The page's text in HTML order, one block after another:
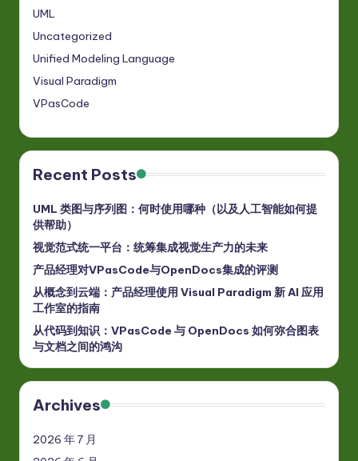
In
n
o
v
ti
o
n
UML
Uncategorized
Unified Modeling Language
Visual Paradigm
VPasCode
Recent Posts
UML 类图与序列图：何时使用哪种（以及人工智能如何提
供帮助）
视觉范式统一平台：统筹集成视觉生产力的未来
产品经理对VPasCode与OpenDocs集成的评测
从概念到云端：产品经理使用 Visual Paradigm 新 AI 应用
工作室的指南
从代码到知识：VPasCode 与 OpenDocs 如何弥合图表
与文档之间的鸿沟
Archives
2026 年 7 月